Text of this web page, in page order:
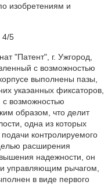
изобретениям и
4/5
"Патент", г. Ужгород,
с возможностью
выполнены пазы,
укаэанных фиксаторов,
с возможностью
образом, что делит
одна из которых
контролируемого
расширения
надежности, он
управляющим рычагом,
в виде первого